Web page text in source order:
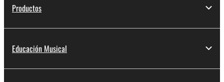
Productos
Educación Musical